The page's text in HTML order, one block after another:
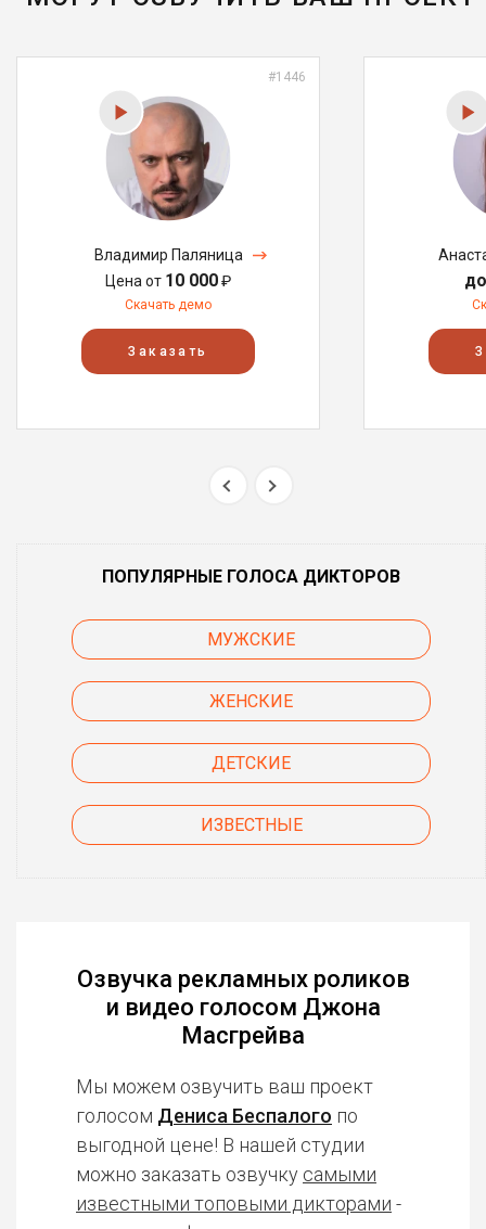
#1446
Владимир Паляница
Цена от 10 000₽
Скачать демо
Заказать
ПОПУЛЯРНЫЕ ГОЛОСА ДИКТОРОВ
МУЖСКИЕ
ЖЕНСКИЕ
ДЕТСКИЕ
ИЗВЕСТНЫЕ
Озвучка рекламных роликов
и видео голосом Джона
Масгрейва
Мы можем озвучить ваш проект
голосом Дениса Беспалого по
выгодной цене! В нашей студии
можно заказать озвучку самыми
известными топовыми дикторами -